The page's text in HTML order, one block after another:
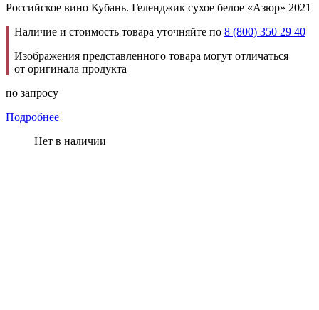
Российское вино Кубань. Геленджик сухое белое «Азюр» 2021
Наличие и стоимость товара уточняйте по 8 (800) 350 29 40
Изображения представленного товара могут отличаться
от оригинала продукта
по запросу
Подробнее
Нет в наличии